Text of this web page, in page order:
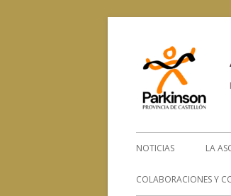
NOTICIAS LA
LA
COLABORACIONES Y